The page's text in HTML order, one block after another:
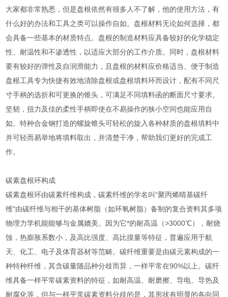
大家都非常熟悉，但是盘根依然有很多人不了解，他的使用方法，有
什么好的办法和工具之类可以操作自如。盘根材料无论如何选择，都
会具备一些基本的材质特点。盘根的制造材料应具备较好的化学稳定
性、耐温性和不渗透性，以适应大部分的工作介质。同时，盘根材料
要有较好的弹性及自润滑能力，且盘根的材料应价格适当、便于制造
盘根工具专为快捷有效地清除盘根或盘根填料环而设计，配有不同尺
寸手柄的选折和可更换的锥头，可满足不同填料函的断面尺寸要求。
坚韧，扭力及佳的柔性手柄即使在不易操作的狭小空间也能应用自
如。特种合金钢打造的螺旋锥头可轻松的旋入各种材质的盘根填料中
并可轻而易举地将填料取出，并清楚干净，帮助我们更好的完成工
作。
碳素盘根环构成
碳素盘根环由碳素纤维构成，碳素纤维的学名叫“聚丙烯晴基碳纤
维"由碳纤维与相干的基体树脂（如环氧树脂）备制的复合资料其多项
物理力学机能能够与金属媲美。因为它*的耐高温（>3000℃），耐烧
蚀，热膨胀系数小，及高比强度、高比摸量等特征，普遍应用于航
天、化工、电子及体育器材等范畴。碳纤维重要是由碳元素构成的一
种特种纤维，其含碳量随品种分歧而异，一样平常在90%以上。碳纤
维具备一样平常碳素资料的特征，如耐高温、耐磨擦、导电、导热及
耐腐化等，但与一样平常碳素资料分歧的是，其形状有明显的各向同